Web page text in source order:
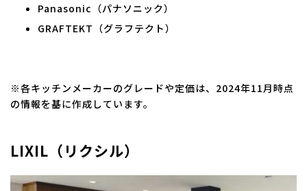
Panasonic（パナソニック）
GRAFTEKT（グラフテクト）
※各キッチンメーカーのグレードや定価は、2024年11月時点
の情報を基に作成しています。
LIXIL（リクシル）